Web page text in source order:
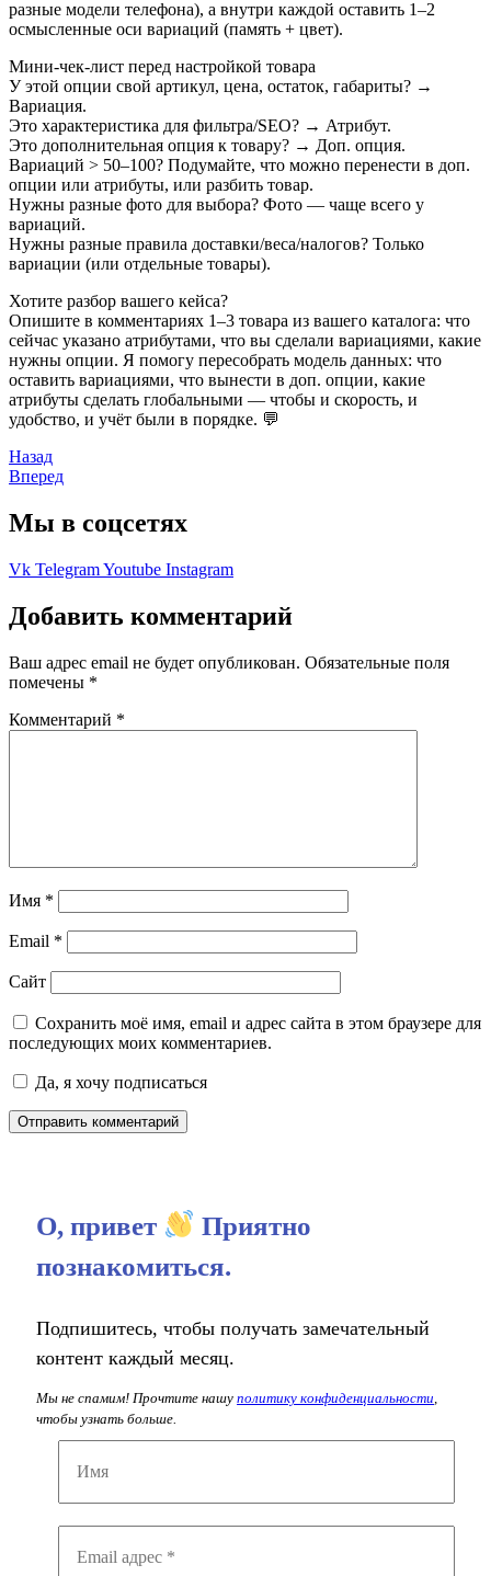
разные модели телефона), а внутри каждой оставить 1–2
осмысленные оси вариаций (память + цвет).
Мини-чек-лист перед настройкой товара
У этой опции свой артикул, цена, остаток, габариты? →
Вариация.
Это характеристика для фильтра/SEO? → Атрибут.
Это дополнительная опция к товару? → Доп. опция.
Вариаций > 50–100? Подумайте, что можно перенести в доп.
опции или атрибуты, или разбить товар.
Нужны разные фото для выбора? Фото — чаще всего у
вариаций.
Нужны разные правила доставки/веса/налогов? Только
вариации (или отдельные товары).
Хотите разбор вашего кейса?
Опишите в комментариях 1–3 товара из вашего каталога: что
сейчас указано атрибутами, что вы сделали вариациями, какие
нужны опции. Я помогу пересобрать модель данных: что
оставить вариациями, что вынести в доп. опции, какие
атрибуты сделать глобальными — чтобы и скорость, и
удобство, и учёт были в порядке. 💬
Назад
Вперед
Мы в соцсетях
Vk TelegramYoutube Instagram
Добавить комментарий
Ваш адрес email не будет опубликован. Обязательные поля
помечены *
Комментарий *
Имя *
Email *
Сайт
Сохранить моё имя, email и адрес сайта в этом браузере для
последующих моих комментариев.
Да, я хочу подписаться
О, привет
Приятно
познакомиться.
Подпишитесь, чтобы получать замечательный
контент каждый месяц.
Мы не спамим! Прочтите нашу политику конфиденциальности
чтобы узнать больше.